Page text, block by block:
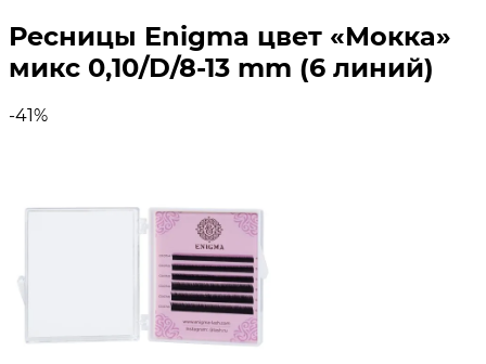
Ресницы Enigma цвет «Мокка»
микс 0,10/D/8-13 mm (6 линий)
-41%